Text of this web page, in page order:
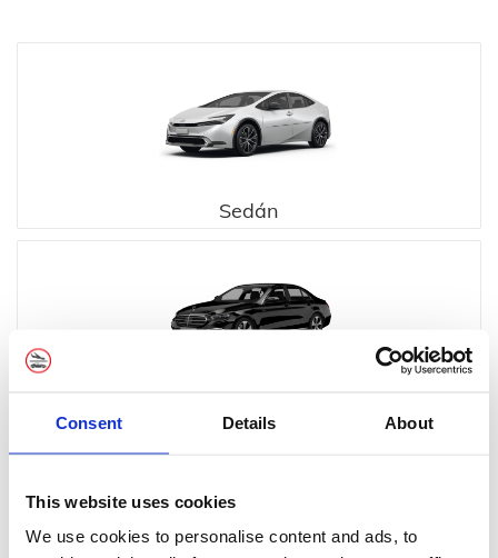
Consent Details About
This website uses cookies
We use cookies to personalise content and ads, to
Sedán